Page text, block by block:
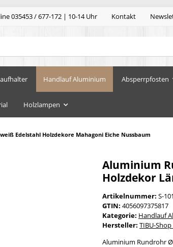
035453 / 677-172 | 10-14 Uhr Kontakt
Handlauf Aluminium Absperrpfosten
Holzlampen
Edelstahl Holzdekore Mahagoni Eiche Nussbaum
Aluminium
Holzdekor
Artikelnummer: S-
GTIN: 4056097375817
Kategorie: Handlauf
Hersteller: TIBU-
Aluminium Rundrohr Ø